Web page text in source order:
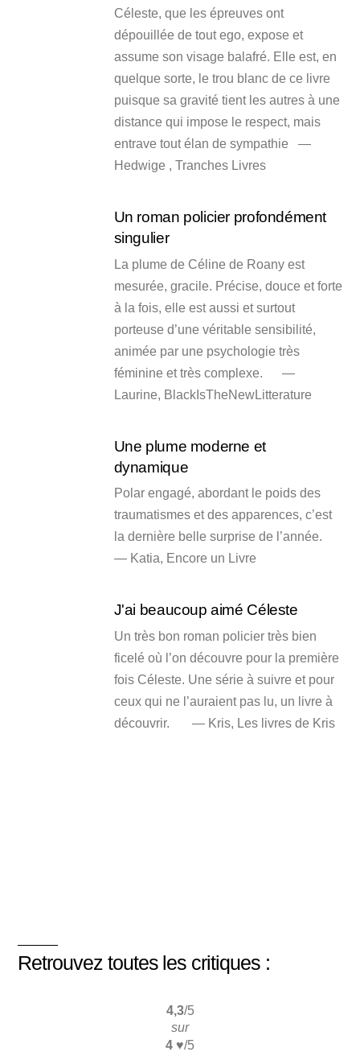
Céleste, que les épreuves ont
dépouillée de tout ego, expose et
assume son visage balafré. Elle est, en
quelque sorte, le trou blanc de ce livre
puisque sa gravité tient les autres à une
distance qui impose le respect, mais
entrave tout élan de sympathie —
Hedwige , Tranches Livres
Un roman policier profondément
singulier
La plume de Céline de Roany est
mesurée, gracile. Précise, douce et forte
à la fois, elle est aussi et surtout
porteuse d’une véritable sensibilité,
animée par une psychologie très
féminine et très complexe. —
Laurine, BlackIsTheNewLitterature
Une plume moderne et
dynamique
Polar engagé, abordant le poids des
traumatismes et des apparences, c’est
la dernière belle surprise de l’année.
— Katia, Encore un Livre
J'ai beaucoup aimé Céleste
Un très bon roman policier très bien
ficelé où l’on découvre pour la première
fois Céleste. Une série à suivre et pour
ceux qui ne l’auraient pas lu, un livre à
découvrir. — Kris, Les livres de Kris
Retrouvez toutes les critiques :
4,3/5
sur
4 ♥/5